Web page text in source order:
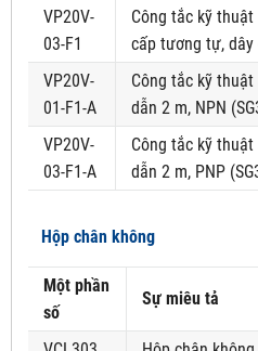
VP20V-
03-F1
Công tắc kỹ
cấp tương tự, dây
VP20V-
01-F1-A
Công tắc kỹ
dẫn 2 m, NPN
VP20V-
03-F1-A
Công tắc kỹ
dẫn 2 m, PNP
Hộp chân không
Một phần
số
Sự miêu tả